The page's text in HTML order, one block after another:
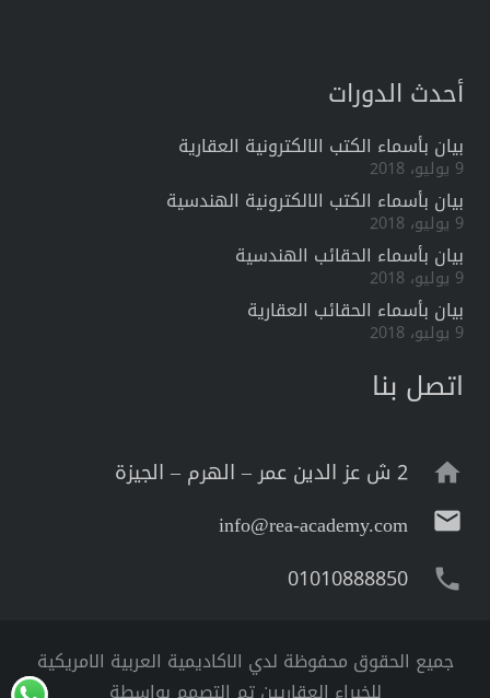
أحدث الدورات
بيان بأسماء الكتب الالكترونية العقارية
9 يوليو، 2018
بيان بأسماء الكتب الالكترونية الهندسية
9 يوليو، 2018
بيان بأسماء الحقائب الهندسية
9 يوليو، 2018
بيان بأسماء الحقائب العقارية
9 يوليو، 2018
اتصل بنا
home 2 ش عز الدين عمر – الهرم – الجيزة
mail
info@rea-academy.com
phone
01010888850
جميع الحقوق محفوظة لدي الاكاديمية العربية الامريكية